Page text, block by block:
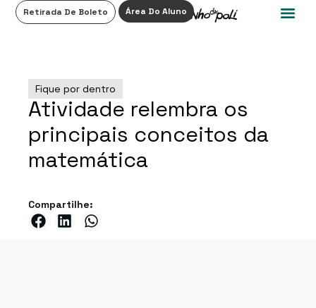
Retirada De Boleto Área Do Aluno
Fique por dentro
Atividade relembra os
principais conceitos da
matemática
Compartilhe: